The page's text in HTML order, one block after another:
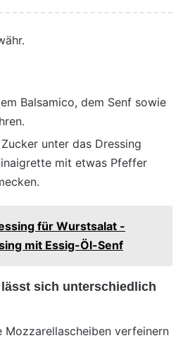
Balsamico, dem Senf sowie
unter das Dressing
mit etwas Pfeffer
für Wurstsalat -
mit Essig-Öl-Senf
sich unterschiedlich
Mozzarellascheiben verfeinern